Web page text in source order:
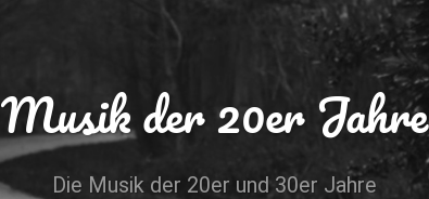
Musik der 20er Jahre
Die Musik der 20er und 30er Jahre